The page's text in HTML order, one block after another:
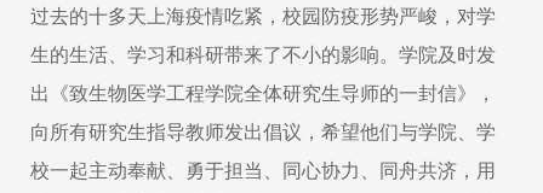
过去的十多天上海疫情吃紧，校园防疫形势严峻，对学
生的生活、学习和科研带来了不小的影响。学院及时发
出《致生物医学工程学院全体研究生导师的一封信》，
向所有研究生指导教师发出倡议，希望他们与学院、学
校一起主动奉献、勇于担当、同心协力、同舟共济，用